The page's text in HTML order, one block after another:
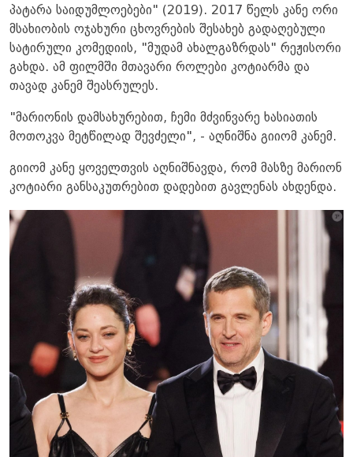
პატარა საიდუმლოებები" (2019). 2017 წელს კანე ორი
მსახიობის ოჯახური ცხოვრების შესახებ გადაღებული
სატირული კომედიის, "მუდამ ახალგაზრდას" რეჟისორი
გახდა. ამ ფილმში მთავარი როლები კოტიარმა და
თავად კანემ შეასრულეს.
"მარიონის დამსახურებით, ჩემი მძვინვარე ხასიათის
მოთოკვა მეტწილად შევძელი", - აღნიშნა გიიომ კანემ.
გიიომ კანე ყოველთვის აღნიშნავდა, რომ მასზე მარიონ
კოტიარი განსაკუთრებით დადებით გავლენას ახდენდა.